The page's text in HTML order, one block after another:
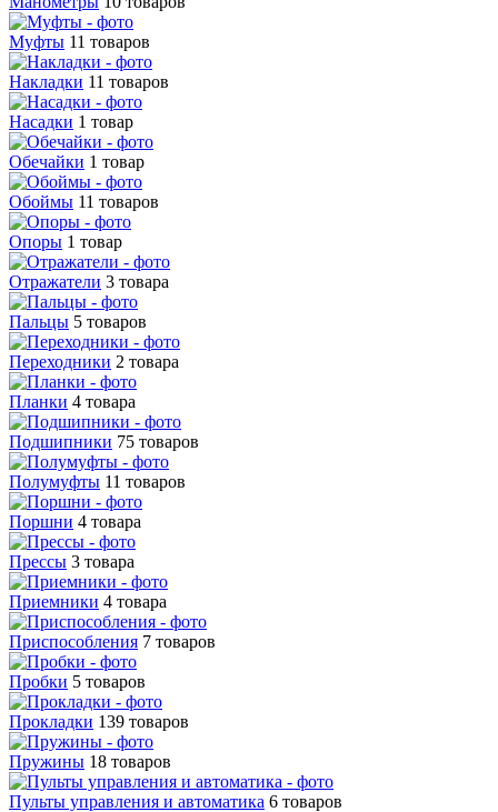
Муфты 11 товаров
Накладки 11 товаров
Насадки 1 товар
Обечайки 1 товар
Обоймы 11 товаров
Опоры 1 товар
Отражатели 3 товара
Пальцы 5 товаров
Переходники 2 товара
Планки 4 товара
Подшипники 75 товаров
Полумуфты 11 товаров
Поршни 4 товара
Прессы 3 товара
Приемники 4 товара
Приспособления 7 товаров
Пробки 5 товаров
Прокладки 139 товаров
Пружины 18 товаров
Пульты управления и автоматика 6 товаров